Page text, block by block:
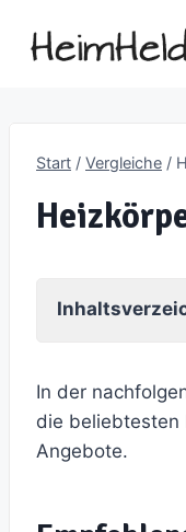
Inhalt
Start / Vergleiche /
In der
die beliebtesten
Angebote.